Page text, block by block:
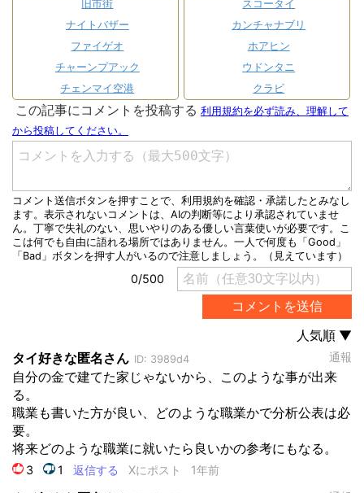
旧市街
ナイトバザー
ファイゲオ
チャーンプアック
チェンマイ空港
スコータイ
カンチャナブリ
ホアヒン
ウドンタニ
クラビ